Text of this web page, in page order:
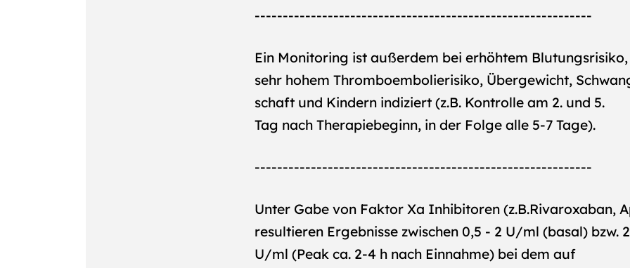
------------------------------------------------------------
Ein Monitoring ist außerdem bei erhöhtem Blutungsrisiko,
sehr hohem Thromboembolierisiko, Übergewicht,
schaft und Kindern indiziert (z.B. Kontrolle am 2. und 5.
Tag nach Therapiebeginn, in der Folge alle 5-7 Tage).
------------------------------------------------------------
Unter Gabe von Faktor Xa Inhibitoren (z.B.Rivaroxaban,
resultieren Ergebnisse zwischen 0,5 - 2 U/ml (basal) bzw.
U/ml (Peak ca. 2-4 h nach Einnahme) bei dem auf